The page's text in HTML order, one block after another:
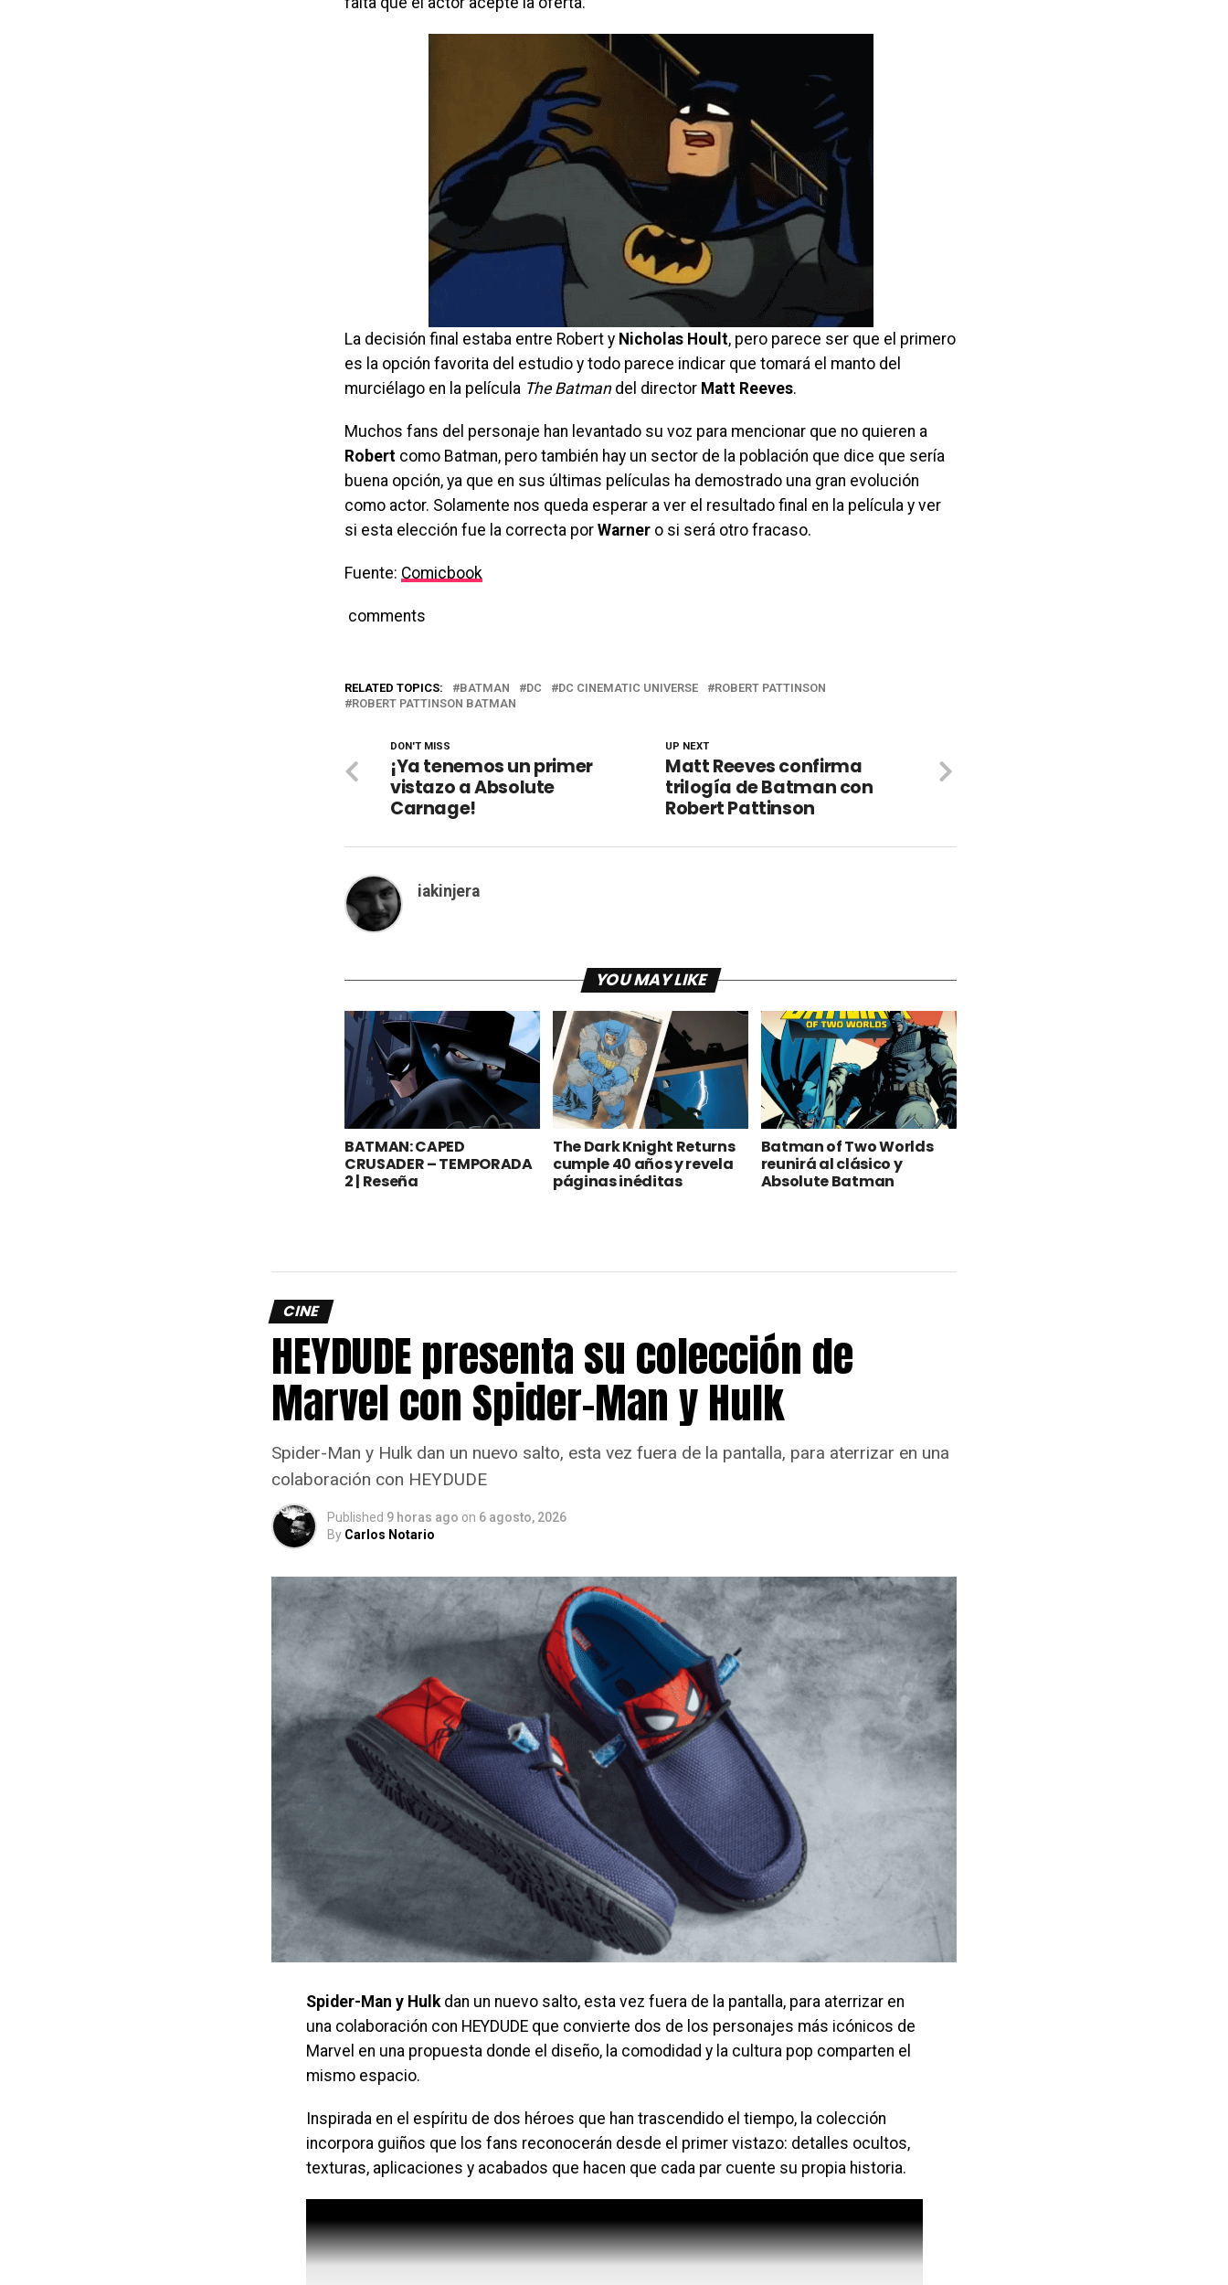
La decisión final estaba entre Robert y Nicholas Hoult, pero parece ser que el primero
es la opción favorita del estudio y todo parece indicar que tomará el manto del
murciélago en la película The Batmandel director Matt Reeves.
Muchos fans del personaje han levantado su voz para mencionar que no quieren a
Robert como Batman, pero también hay un sector de la población que dice que sería
buena opción, ya que en sus últimas películas ha demostrado una gran evolución
como actor. Solamente nos queda esperar a ver el resultado final en la película y ver
si esta elección fue la correcta por Warner o si será otro fracaso.
Fuente: Comicbook
comments
RELATED TOPICS: BATMAN DC DC CINEMATIC UNIVERSE
ROBERT PATTINSON
ROBERT PATTINSON BATMAN
UP NEXT
Matt Reeves confirma
trilogía de Batman con
Robert Pattinson
DON'T MISS
¡Ya tenemos un primer
vistazo a Absolute
Carnage!
iakinjera
YOU MAY LIKE
BATMAN: CAPED
CRUSADER – TEMPORADA
2 | Reseña
The Dark Knight Returns
cumple 40 años y revela
páginas inéditas
Batman of Two Worlds
reunirá al clásico y
Absolute Batman
CINE
HEYDUDE presenta su colección de
Marvel con Spider-Man y Hulk
Spider-Man y Hulk dan un nuevo salto, esta vez fuera de la pantalla, para aterrizar en una
colaboración con HEYDUDE
Published 9 horas ago on 6 agosto, 2026
By Carlos Notario
Spider-Man y Hulkdan un nuevo salto, esta vez fuera de la pantalla, para aterrizar en
una colaboración con HEYDUDE que convierte dos de los personajes más icónicos de
Marvel en una propuesta donde el diseño, la comodidad y la cultura pop comparten el
mismo espacio.
Inspirada en el espíritu de dos héroes que han trascendido el tiempo, la colección
incorpora guiños que los fans reconocerán desde el primer vistazo: detalles ocultos,
texturas, aplicaciones y acabados que hacen que cada par cuente su propia historia.